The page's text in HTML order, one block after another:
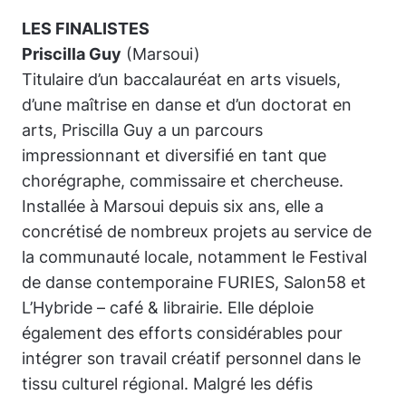
LES FINALISTES
Priscilla Guy (Marsoui)
Titulaire d’un baccalauréat en arts visuels,
d’une maîtrise en danse et d’un doctorat en
arts, Priscilla Guy a un parcours
impressionnant et diversifié en tant que
chorégraphe, commissaire et chercheuse.
Installée à Marsoui depuis six ans, elle a
concrétisé de nombreux projets au service de
la communauté locale, notamment le Festival
de danse contemporaine FURIES, Salon58 et
L’Hybride – café & librairie. Elle déploie
également des efforts considérables pour
intégrer son travail créatif personnel dans le
tissu culturel régional. Malgré les défis